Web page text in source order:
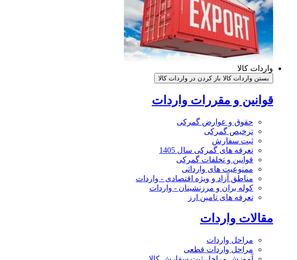
واردات کالا
بستن واردات کالا باز کردن در واردات کالا
قوانین و مقررات واردات
حقوق و عوارض گمرکی
ترخیص گمرکی
ثبت سفارش
تعرفه های گمرکی سال 1405
قوانین و تخلفات گمرکی
ممنوعیت های وارداتی
مناطق آزاد و ویژه اقتصادی - واردات
کوله بران و مرزنشینان - واردات
تعرفه های تامین ارز
مقالات واردات
مراحل واردات
مراحل واردات قطعی